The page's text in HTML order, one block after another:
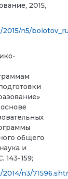
2015,
n5/
общего
и
143-159;
n3/